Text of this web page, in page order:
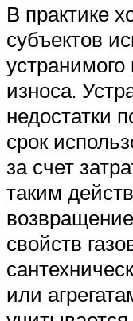
В практике
субъектов
износа.
недостатки
срок
за счет
таким
свойств
или